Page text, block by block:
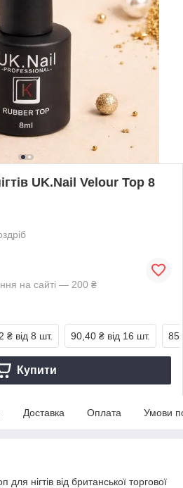
UK.Nail Velour Top 8
на сайті — 200 ₴
₴ від 8 шт. 90,40 ₴ від 16 шт.
Купити
Доставка Оплата Умови
нігтів від британської торгової